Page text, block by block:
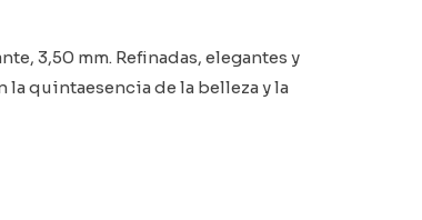
3,50 mm. Refinadas, elegantes y
la quintaesencia de la belleza y la